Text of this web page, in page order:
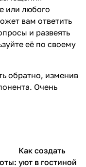
или любого
вам ответить
и развеять
её по своему
обратно, изменив
Очень
Дом
Как создать
уют в гостиной